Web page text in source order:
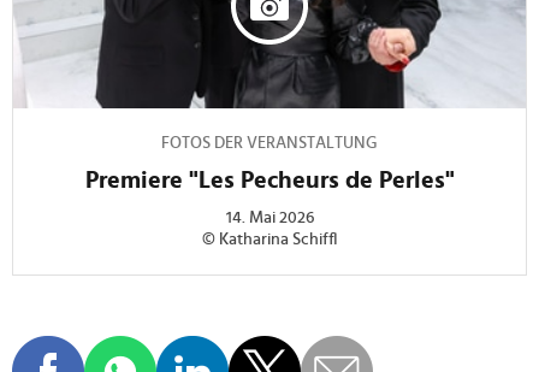
FOTOS DER VERANSTALTUNG
Premiere "Les Pecheurs de Perles"
14. Mai 2026
© Katharina Schiffl